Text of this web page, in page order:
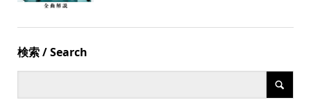
検索 / Search